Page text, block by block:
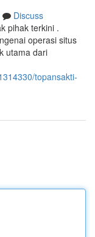
Discuss
pihak terkini .
operasi situs
utama dari
topansakti-